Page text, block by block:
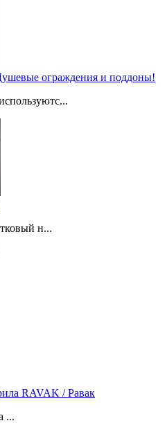
ограждения и поддоны!
н...
RAVAK / Равак
...